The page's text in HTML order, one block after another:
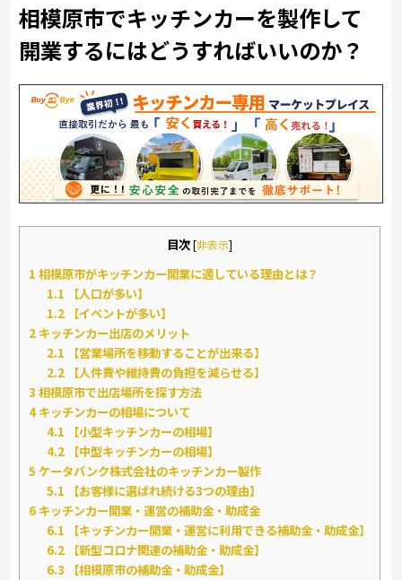
相模原市でキッチンカーを製作して
開業するにはどうすればいいのか？
目次[非表示]
1 相模原市がキッチンカー開業に適している理由とは？
1.1 【人口が多い】
1.2 【イベントが多い】
2 キッチンカー出店のメリット
2.1 【営業場所を移動することが出来る】
2.2 【人件費や維持費の負担を減らせる】
3 相模原市で出店場所を探す方法
4キッチンカーの相場について
4.1 【小型キッチンカーの相場】
4.2 【中型キッチンカーの相場】
5 ケータバンク株式会社のキッチンカー製作
5.1 【お客様に選ばれ続ける3つの理由】
6 キッチンカー開業・運営の補助金・助成金
6.1 【キッチンカー開業・運営に利用できる補助金・助成金】
6.2 【新型コロナ関連の補助金・助成金】
6.3 【相模原市の補助金・助成金】